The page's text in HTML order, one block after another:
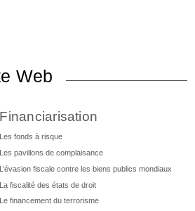
Web
Financiarisation
Les fonds à risque
Les pavillons de complaisance
L’évasion fiscale contre les biens publics mondiaux
La fiscalité des états de droit
Le financement du terrorisme